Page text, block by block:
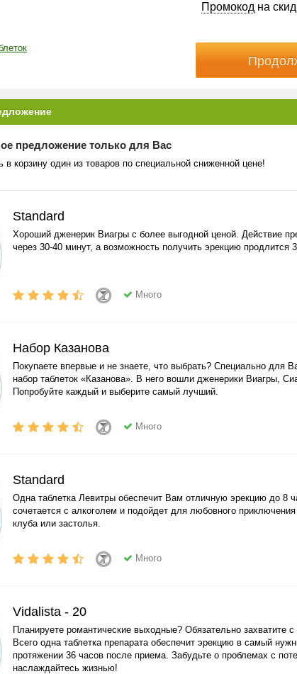
Промокод на
предложение только для Вас
корзину один из товаров по специальной сниженной цене!
Standard
Хороший дженерик Виагры с более выгодной ценой. Действие
через 30-40 минут, а возможность получить эрекцию продлится
Много
Набор Казанова
Покупаете впервые и не знаете, что выбрать? Специально для
набор таблеток «Казанова». В него вошли дженерики Виагры,
Попробуйте каждый и выберите самый лучший.
Много
Standard
Одна таблетка Левитры обеспечит Вам отличную эрекцию до 8
сочетается с алкоголем и подойдет для любовного
клуба или застолья.
Много
Vidalista - 20
Планируете романтические выходные? Обязательно захватите
Всего одна таблетка препарата обеспечит эрекцию в самый
протяжении 36 часов после приема. Забудьте о проблемах с
наслаждайтесь жизнью!